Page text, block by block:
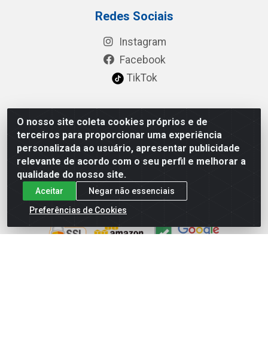
O nosso site coleta cookies próprios e de
terceiros para proporcionar uma experiência
personalizada ao usuário, apresentar publicidade
relevante de acordo com o seu perfil e melhorar a
qualidade do nosso site.
Aceitar
Negar não essenciais
Preferências de Cookies
Redes Sociais
Instagram
Facebook
TikTok
Baixe já nosso APP
Site Seguro